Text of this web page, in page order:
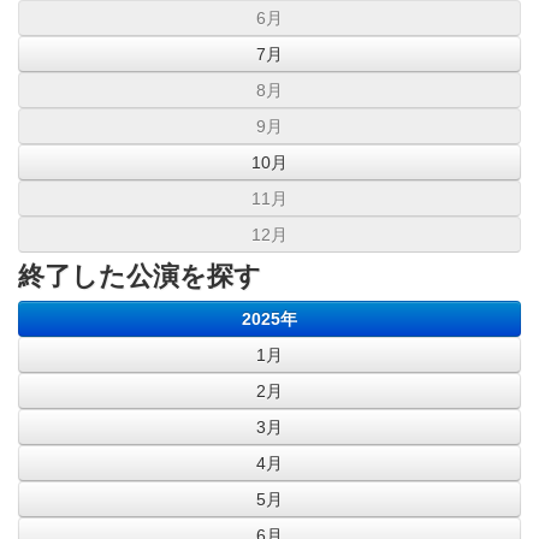
6月
7月
8月
9月
10月
11月
12月
終了した公演を探す
2025年
1月
2月
3月
4月
5月